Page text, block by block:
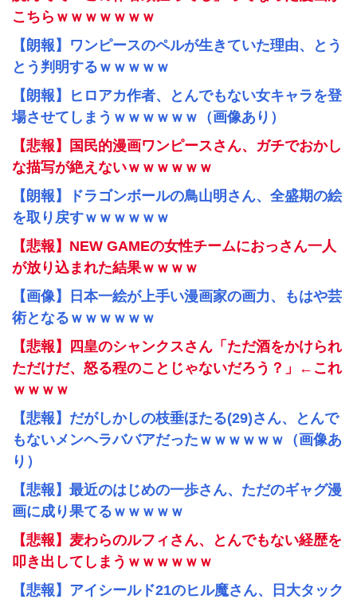
こちらｗｗｗｗｗｗｗ
【朗報】ワンピースのペルが生きていた理由、とう
とう判明するｗｗｗｗｗ
【朗報】ヒロアカ作者、とんでもない女キャラを登
場させてしまうｗｗｗｗｗｗ（画像あり）
【悲報】国民的漫画ワンピースさん、ガチでおかし
な描写が絶えないｗｗｗｗｗｗ
【朗報】ドラゴンボールの鳥山明さん、全盛期の絵
を取り戻すｗｗｗｗｗｗ
【悲報】NEW GAMEの女性チームにおっさん一人
が放り込まれた結果ｗｗｗｗ
【画像】日本一絵が上手い漫画家の画力、もはや芸
術となるｗｗｗｗｗｗ
【悲報】四皇のシャンクスさん「ただ酒をかけられ
ただけだ、怒る程のことじゃないだろう？」←これ
ｗｗｗｗ
【悲報】だがしかしの枝垂ほたる(29)さん、とんで
もないメンヘラババアだったｗｗｗｗｗｗ（画像あ
り）
【悲報】最近のはじめの一歩さん、ただのギャグ漫
画に成り果てるｗｗｗｗｗ
【悲報】麦わらのルフィさん、とんでもない経歴を
叩き出してしまうｗｗｗｗｗｗ
【悲報】アイシールド21のヒル魔さん、日大タック